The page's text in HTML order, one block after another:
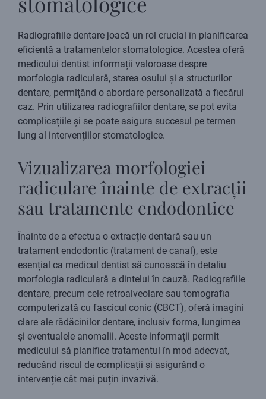
Radiografiile dentare joacă un rol crucial în planificarea
eficientă a tratamentelor stomatologice. Acestea oferă
medicului dentist informații valoroase despre
morfologia radiculară, starea osului și a structurilor
dentare, permițând o abordare personalizată a fiecărui
caz. Prin utilizarea radiografiilor dentare, se pot evita
complicațiile și se poate asigura succesul pe termen
lung al intervențiilor stomatologice.
Vizualizarea morfologiei
radiculare înainte de extracții
sau tratamente endodontice
Înainte de a efectua o extracție dentară sau un
tratament endodontic (tratament de canal), este
esențial ca medicul dentist să cunoască în detaliu
morfologia radiculară a dintelui în cauză. Radiografiile
dentare, precum cele retroalveolare sau tomografia
computerizată cu fascicul conic (CBCT), oferă imagini
clare ale rădăcinilor dentare, inclusiv forma, lungimea
și eventualele anomalii. Aceste informații permit
medicului să planifice tratamentul în mod adecvat,
reducând riscul de complicații și asigurând o
intervenție cât mai puțin invazivă.